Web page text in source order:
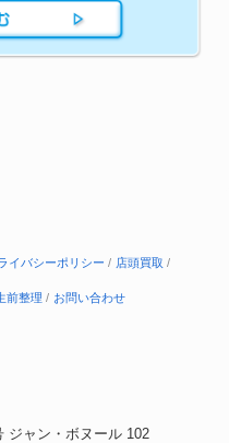
イバシーポリシー 店頭買取
前整理 お問い合わせ
ジャン・ボヌール 102